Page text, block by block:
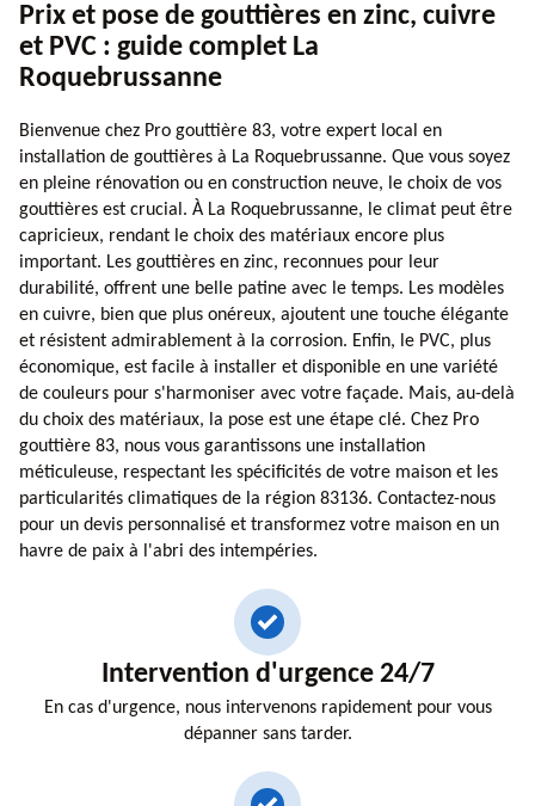
Prix et pose de gouttières en zinc, cuivre
et PVC : guide complet La
Roquebrussanne
Bienvenue chez Pro gouttière 83, votre expert local en
installation de gouttières à La Roquebrussanne. Que vous soyez
en pleine rénovation ou en construction neuve, le choix de vos
gouttières est crucial. À La Roquebrussanne, le climat peut être
capricieux, rendant le choix des matériaux encore plus
important. Les gouttières en zinc, reconnues pour leur
durabilité, offrent une belle patine avec le temps. Les modèles
en cuivre, bien que plus onéreux, ajoutent une touche élégante
et résistent admirablement à la corrosion. Enfin, le PVC, plus
économique, est facile à installer et disponible en une variété
de couleurs pour s'harmoniser avec votre façade. Mais, au-delà
du choix des matériaux, la pose est une étape clé. Chez Pro
gouttière 83, nous vous garantissons une installation
méticuleuse, respectant les spécificités de votre maison et les
particularités climatiques de la région 83136. Contactez-nous
pour un devis personnalisé et transformez votre maison en un
havre de paix à l'abri des intempéries.
Intervention d'urgence 24/7
En cas d'urgence, nous intervenons rapidement pour vous
dépanner sans tarder.